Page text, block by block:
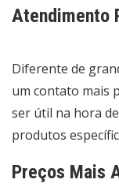
Atendimento
Diferente de
um contato mais
ser útil na hora
produtos
Preços Mais